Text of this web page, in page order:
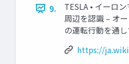
9.
TESLA • イーロ
周辺を認識 – オ
の運転行動を通
https://